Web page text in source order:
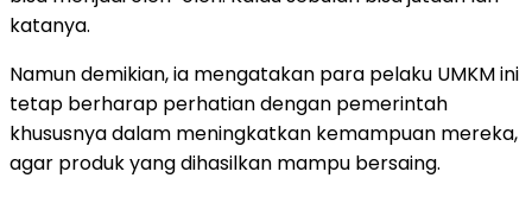
katanya.
Namun demikian, ia mengatakan para pelaku UMKM ini
tetap berharap perhatian dengan pemerintah
khususnya dalam meningkatkan kemampuan mereka,
agar produk yang dihasilkan mampu bersaing.